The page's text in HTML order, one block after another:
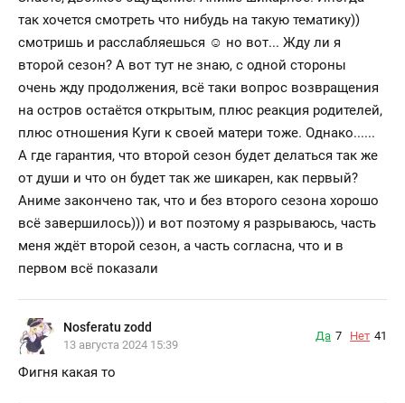
так хочется смотреть что нибудь на такую тематику))
смотришь и расслабляешься ☺️ но вот... Жду ли я
второй сезон? А вот тут не знаю, с одной стороны
очень жду продолжения, всё таки вопрос возвращения
на остров остаётся открытым, плюс реакция родителей,
плюс отношения Куги к своей матери тоже. Однако......
А где гарантия, что второй сезон будет делаться так же
от души и что он будет так же шикарен, как первый?
Аниме закончено так, что и без второго сезона хорошо
всё завершилось))) и вот поэтому я разрываюсь, часть
меня ждёт второй сезон, а часть согласна, что и в
первом всё показали
Nosferatu zodd
13 августа 2024 15:39
Да 7 Нет 41
Фигня какая то